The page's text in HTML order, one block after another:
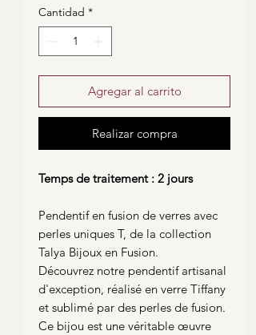
Cantidad *
Agregar al carrito
Realizar compra
Temps de traitement : 2 jours
Pendentif en fusion de verres avec
perles uniques T, de la collection
Talya Bijoux en Fusion.
Découvrez notre pendentif artisanal
d'exception, réalisé en verre Tiffany
et sublimé par des perles de fusion.
Ce bijou est une véritable œuvre